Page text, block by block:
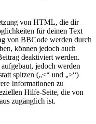
von HTML, die dir
für deinen Text
von BBCode werden durch
können jedoch auch
deaktiviert werden.
jedoch werden
spitzen („<“ und „>“)
Informationen zu
Hilfe-Seite, die von
zugänglich ist.